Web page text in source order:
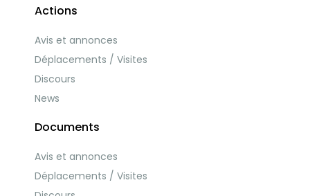
Actions
Avis et annonces
Déplacements / Visites
Discours
News
Documents
Avis et annonces
Déplacements / Visites